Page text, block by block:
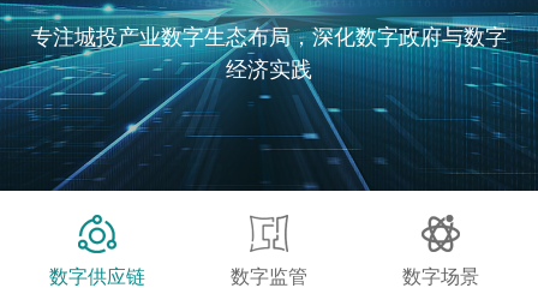
专注城投产业数字生态布局，深化数字政府与数字
经济实践
数字供应链 数字监管 数字场景